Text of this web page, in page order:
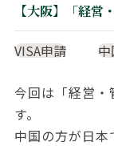
【大阪】「経
VISA申請
今回は「経営
す。
中国の方が日